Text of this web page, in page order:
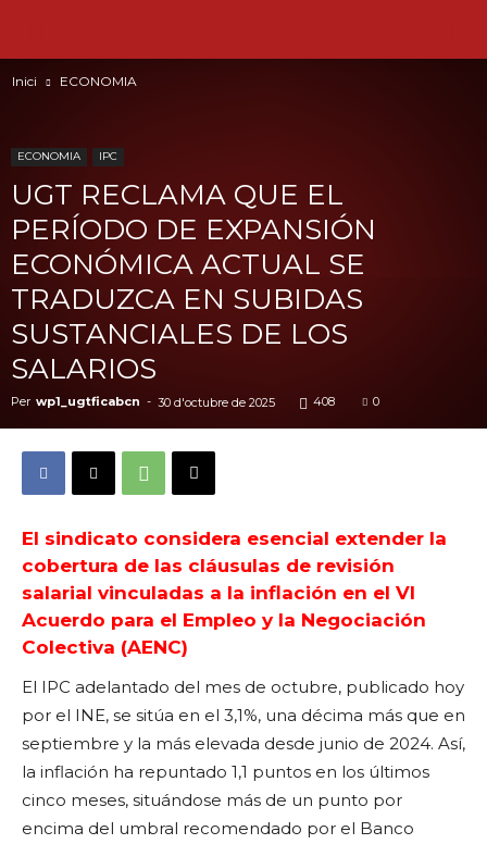
Inici ECONOMIA
ECONOMIA IPC
UGT RECLAMA QUE EL
PERÍODO DE EXPANSIÓN
ECONÓMICA ACTUAL SE
TRADUZCA EN SUBIDAS
SUSTANCIALES DE LOS
SALARIOS
Per wp1_ugtficabcn - 30 d'octubre de 2025 408 0
El sindicato considera esencial extender la
cobertura de las cláusulas de revisión
salarial vinculadas a la inflación en el VI
Acuerdo para el Empleo y la Negociación
Colectiva (AENC)
El IPC adelantado del mes de octubre, publicado hoy
por el INE, se sitúa en el 3,1%, una décima más que en
septiembre y la más elevada desde junio de 2024. Así,
la inflación ha repuntado 1,1 puntos en los últimos
cinco meses, situándose más de un punto por
encima del umbral recomendado por el Banco